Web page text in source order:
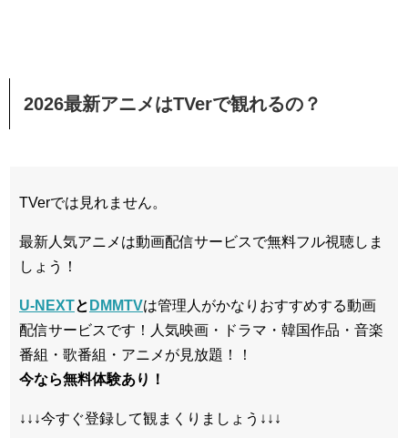
2026最新アニメはTVerで観れるの？
TVerでは見れません。
最新人気アニメは動画配信サービスで無料フル視聴しま
しょう！
U-NEXTと DMMTVは管理人がかなりおすすめする動画
配信サービスです！人気映画・ドラマ・韓国作品・音楽
番組・歌番組・アニメが見放題！！
今なら無料体験あり！
↓↓↓今すぐ登録して観まくりましょう↓↓↓